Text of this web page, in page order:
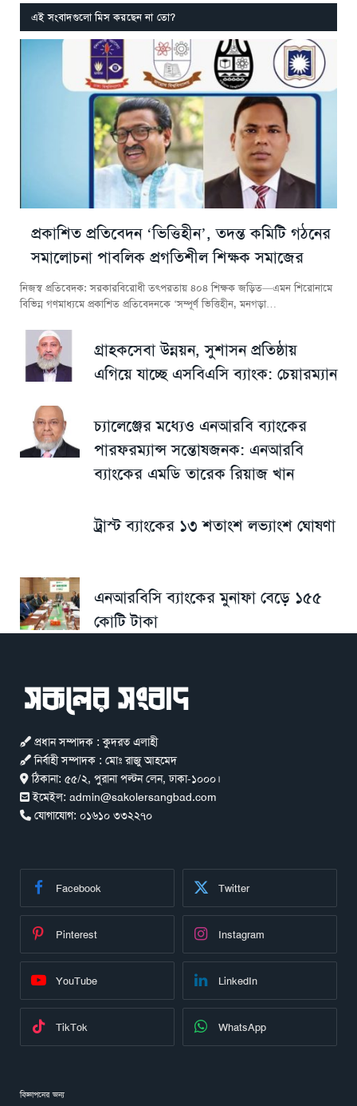
এই সংবাদগুলো মিস করছেন না তো?
প্রকাশিত প্রতিবেদন ‘ভিত্তিহীন’, তদন্ত কমিটি গঠনের
সমালোচনা পাবলিক প্রগতিশীল শিক্ষক সমাজের
নিজস্ব প্রতিবেদক: সরকারবিরোধী তৎপরতায় ৪০৪ শিক্ষক জড়িত—এমন শিরোনামে
বিভিন্ন গণমাধ্যমে প্রকাশিত প্রতিবেদনকে ‘সম্পূর্ণ ভিত্তিহীন, মনগড়া…
গ্রাহকসেবা উন্নয়ন, সুশাসন প্রতিষ্ঠায়
এগিয়ে যাচ্ছে এসবিএসি ব্যাংক: চেয়ারম্যান
চ্যালেঞ্জের মধ্যেও এনআরবি ব্যাংকের
পারফরম্যান্স সন্তোষজনক: এনআরবি
ব্যাংকের এমডি তারেক রিয়াজ খান
ট্রাস্ট ব্যাংকের ১৩ শতাংশ লভ্যাংশ ঘোষণা
এনআরবিসি ব্যাংকের মুনাফা বেড়ে ১৫৫
কোটি টাকা
প্রধান সম্পাদক : কুদরত এলাহী
নির্বাহী সম্পাদক : মোঃ রাজু আহমেদ
ঠিকানা: ৫৫/২, পুরানা পল্টন লেন, ঢাকা-১০০০।
ইমেইল: admin@sakolersangbad.com
যোগাযোগ: ০১৬১০ ৩৩২২৭০
Facebook Twitter
Pinterest Instagram
YouTube LinkedIn
TikTok WhatsApp
বিজ্ঞাপনের জন্য